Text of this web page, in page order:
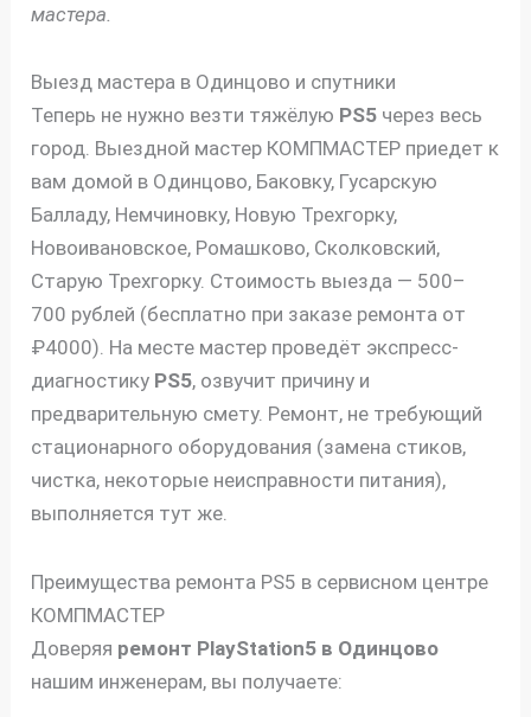
мастера.
Выезд мастера в Одинцово и спутники
Теперь не нужно везти тяжёлую PS5 через весь
город. Выездной мастер КОМПМАСТЕР приедет к
вам домой в Одинцово, Баковку, Гусарскую
Балладу, Немчиновку, Новую Трехгорку,
Новоивановское, Ромашково, Сколковский,
Старую Трехгорку. Стоимость выезда — 500–
700 рублей (бесплатно при заказе ремонта от
₽4000). На месте мастер проведёт экспресс-
диагностику PS5, озвучит причину и
предварительную смету. Ремонт, не требующий
стационарного оборудования (замена стиков,
чистка, некоторые неисправности питания),
выполняется тут же.
Преимущества ремонта PS5 в сервисном центре
КОМПМАСТЕР
Доверяя ремонт PlayStation5 в Одинцово
нашим инженерам, вы получаете: